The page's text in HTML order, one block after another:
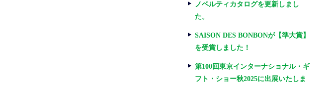
ノベルティカタログを更新しまし
た。
SAISON DES BONBONが【準大賞】
を受賞しました！
第100回東京インターナショナル・ギ
フト・ショー秋2025に出展いたしま